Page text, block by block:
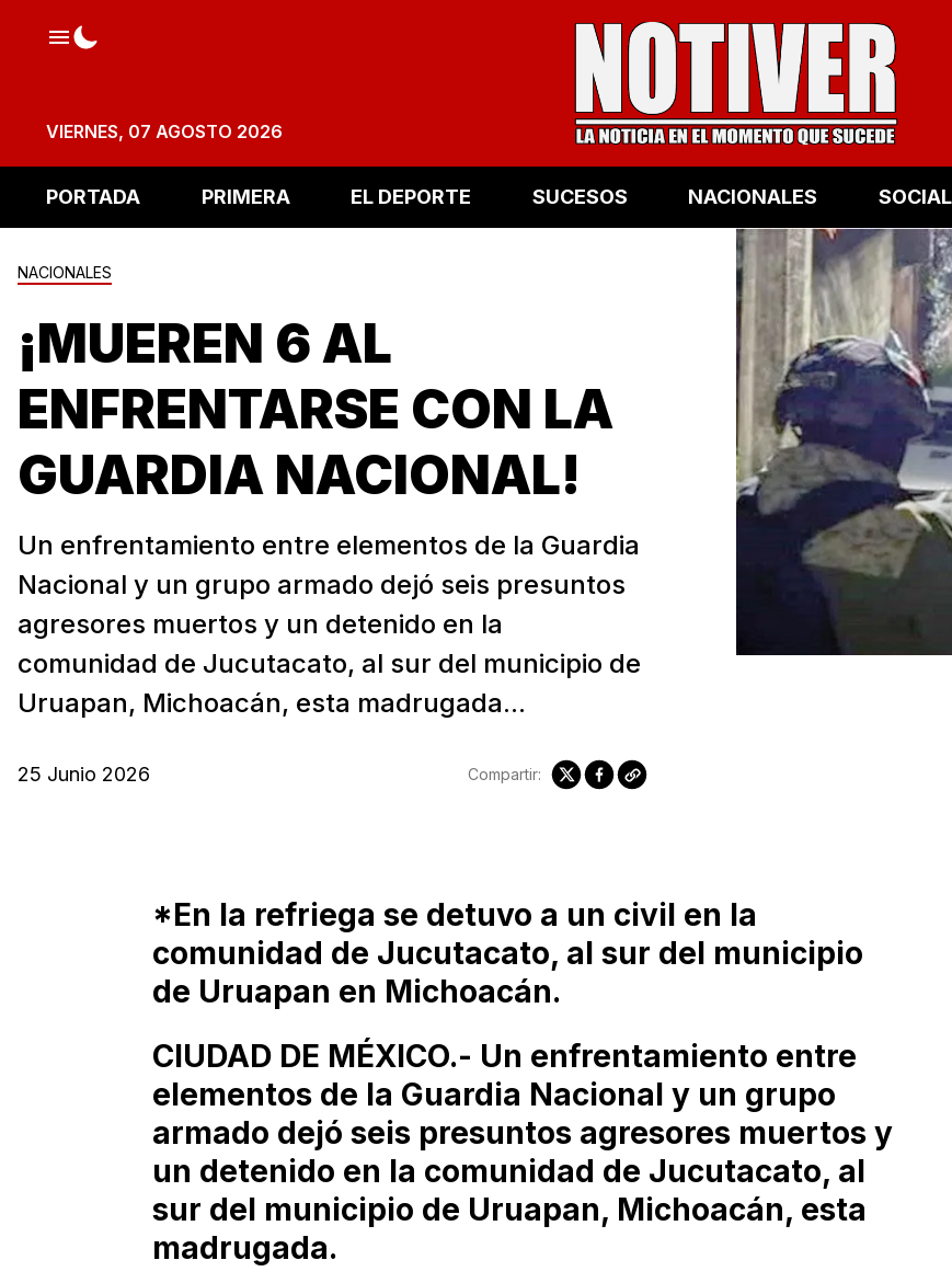
VIERNES, 07 AGOSTO 2026
PORTADA PRIMERA EL DEPORTE SUCESOS NACIONALES
NACIONALES
¡MUEREN 6 AL
ENFRENTARSE CON LA
GUARDIA NACIONAL!
Un enfrentamiento entre elementos de la Guardia
Nacional y un grupo armado dejó seis presuntos
agresores muertos y un detenido en la
comunidad de Jucutacato, al sur del municipio de
Uruapan, Michoacán, esta madrugada...
25 Junio 2026 Compartir:
*En la refriega se detuvo a un civil en la
comunidad de Jucutacato, al sur del municipio
de Uruapan en Michoacán.
CIUDAD DE MÉXICO.- Un enfrentamiento entre
elementos de la Guardia Nacional y un grupo
armado dejó seis presuntos agresores muertos y
un detenido en la comunidad de Jucutacato, al
sur del municipio de Uruapan, Michoacán, esta
madrugada.